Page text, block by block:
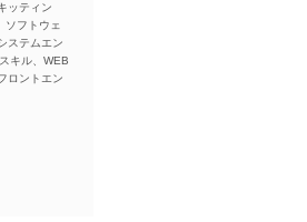
ッティン
ソフトウェ
ステムエン
キル、WEB
ロントエン